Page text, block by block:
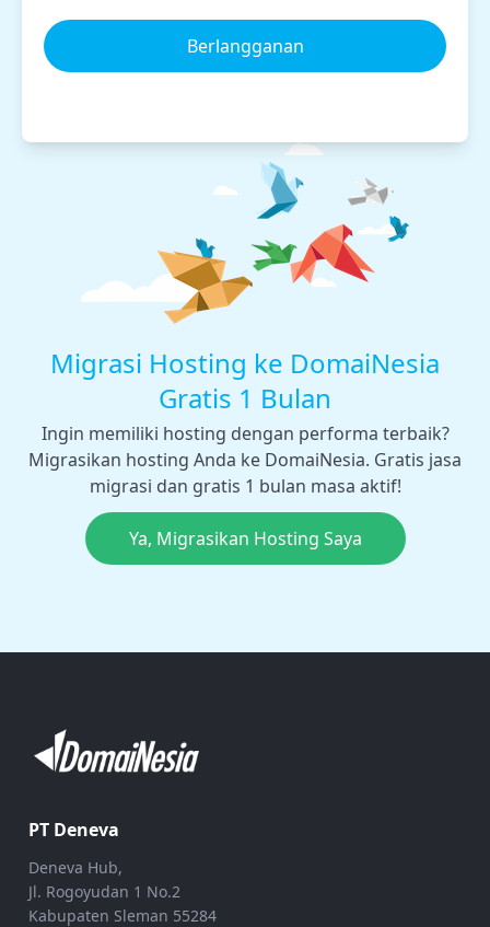
Berlangganan
Migrasi Hosting ke DomaiNesia
Gratis 1 Bulan
Ingin memiliki hosting dengan performa terbaik?
Migrasikan hosting Anda ke DomaiNesia. Gratis jasa
migrasi dan gratis 1 bulan masa aktif!
Ya, Migrasikan Hosting Saya
PT Deneva
Deneva Hub,
Jl. Rogoyudan 1 No.2
Kabupaten Sleman 55284